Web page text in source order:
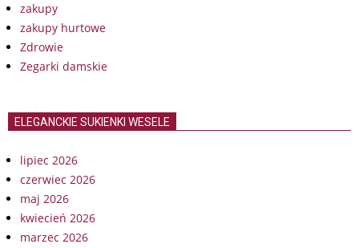
zakupy
zakupy hurtowe
Zdrowie
Zegarki damskie
ELEGANCKIE SUKIENKI WESELE
lipiec 2026
czerwiec 2026
maj 2026
kwiecień 2026
marzec 2026